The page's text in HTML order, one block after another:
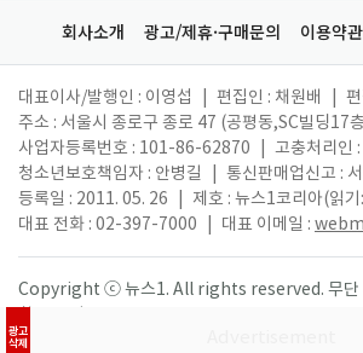
광고
삭제
회사소개 광고/제휴·구매문의 이용약
대표이사/발행인 : 이영섭 편집인 : 채원배
주소 : 서울시 종로구 종로 47 (공평동,SC빌딩17
사업자등록번호 : 101-86-62870
고충처리인
청소년보호책임자 : 안병길
통신판매업신고 :
등록일 : 2011. 05. 26
제호 : 뉴스1코리아(읽
대표 전화 : 02-397-7000
대표 이메일 :
Copyright ⓒ 뉴스1. All rights reserved. 무단
활용 금지.